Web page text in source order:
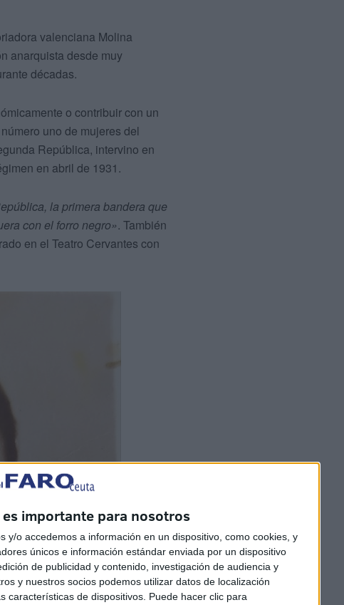
importante para nosotros
y/o accedemos a información en un dispositivo, como cookies, y
únicos e información estándar enviada por un dispositivo
de publicidad y contenido, investigación de audiencia y
y nuestros socios podemos utilizar datos de localización
características de dispositivos. Puede hacer clic para
valenciana Molina
anarquista desde muy
décadas.
o contribuir con un
uno de mujeres del
República, intervino en
en abril de 1931.
la primera bandera que
con el forro negro». También
en el Teatro Cervantes con